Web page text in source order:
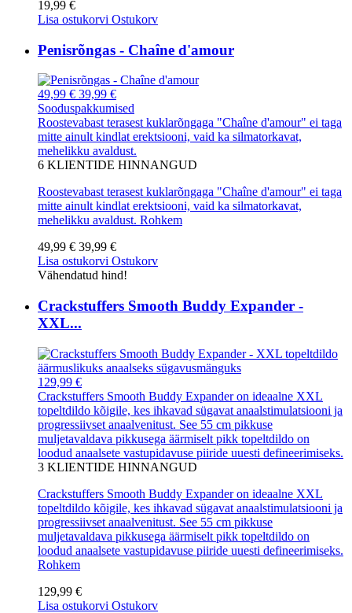
19,99 €
Lisa ostukorvi Ostukorv
Penisrõngas - Chaîne d'amour
49,99 € 39,99 €
Sooduspakkumised
Roostevabast terasest kuklarõngaga "Chaîne d'amour" ei taga
mitte ainult kindlat erektsiooni, vaid ka silmatorkavat,
mehelikku avaldust.
6 KLIENTIDE HINNANGUD
Roostevabast terasest kuklarõngaga "Chaîne d'amour" ei taga
mitte ainult kindlat erektsiooni, vaid ka silmatorkavat,
mehelikku avaldust. Rohkem
49,99 € 39,99 €
Lisa ostukorvi Ostukorv
Vähendatud hind!
Crackstuffers Smooth Buddy Expander -
XXL...
129,99 €
Crackstuffers Smooth Buddy Expander on ideaalne XXL
topeltdildo kõigile, kes ihkavad sügavat anaalstimulatsiooni ja
progressiivset anaalvenitust. See 55 cm pikkuse
muljetavaldava pikkusega äärmiselt pikk topeltdildo on
loodud anaalsete vastupidavuse piiride uuesti defineerimiseks.
3 KLIENTIDE HINNANGUD
Crackstuffers Smooth Buddy Expander on ideaalne XXL
topeltdildo kõigile, kes ihkavad sügavat anaalstimulatsiooni ja
progressiivset anaalvenitust. See 55 cm pikkuse
muljetavaldava pikkusega äärmiselt pikk topeltdildo on
loodud anaalsete vastupidavuse piiride uuesti defineerimiseks.
Rohkem
129,99 €
Lisa ostukorvi Ostukorv